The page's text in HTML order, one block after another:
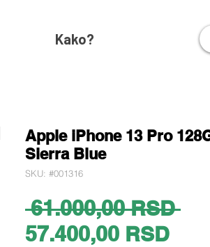
Kako?
Apple iPhone 13 Pro
Sierra Blue
SKU: #001316
61.000,00 RSD
57.400,00 RSDSale